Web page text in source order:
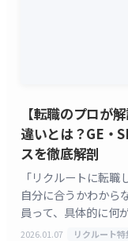
【転職のプロが
違いとは？GE・
スを徹底解剖
「リクルートに転
自分に合うかわから
員って、具体的に何
活かせるんだろう？
2026.01.07 リクルート特